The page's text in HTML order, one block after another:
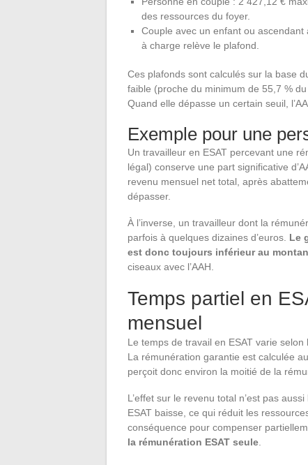
des ressources du foyer.
Couple avec un enfant ou
à charge relève le plafond.
Ces plafonds sont calculés sur la base
faible (proche du minimum de 55,7 %
Quand elle dépasse un certain seuil,
Exemple pour une
Un travailleur en ESAT percevant une
légal) conserve une part significative
revenu mensuel net total, après
dépasser.
À l’inverse, un travailleur dont la
parfois à quelques dizaines d’euros. Le
est donc toujours inférieur au
ciseaux avec l’AAH.
Temps partiel en
mensuel
Le temps de travail en ESAT varie
La rémunération garantie est calculée
perçoit donc environ la moitié de la
L’effet sur le revenu total n’est pas
ESAT baisse, ce qui réduit les
conséquence pour compenser
la rémunération ESAT seule